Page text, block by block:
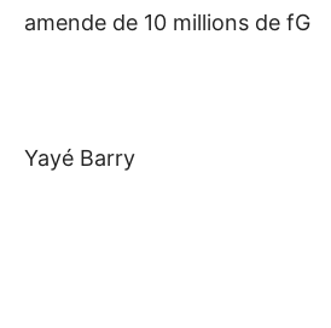
amende de 10 millions de fG
Yayé Barry